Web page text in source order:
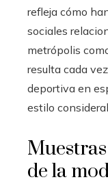
refleja cómo
sociales
metrópolis
resulta cada
deportiva en
estilo
de la